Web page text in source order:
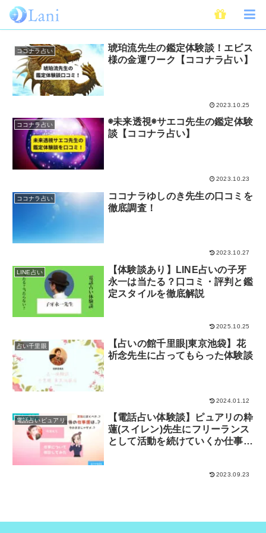
占い体験談
ココナラ占い
琥珀流先生の鑑定体験談！エビス
様の金運ワーク【ココナラ占い】
2023.10.25
ココナラ占い
◉未来透視◉サエコ先生の鑑定体験
談【ココナラ占い】
2023.10.23
ココナラ占い
ココナラゆしのき先生の口コミを
徹底調査！
2023.10.27
LINE占い
【体験談あり】LINE占いの子牙
永一は当たる？口コミ・評判と鑑
定スタイルを徹底解説
2025.10.25
占い千里眼
【占いの館千里眼|東京池袋】花
祈念先生に占ってもらった体験談
2024.01.12
電話占いピュアリ
【電話占い体験談】ピュアリの粋
蓮(スイレン)先生にフリーランス
として活動を続けていくか仕事相
2023.09.23